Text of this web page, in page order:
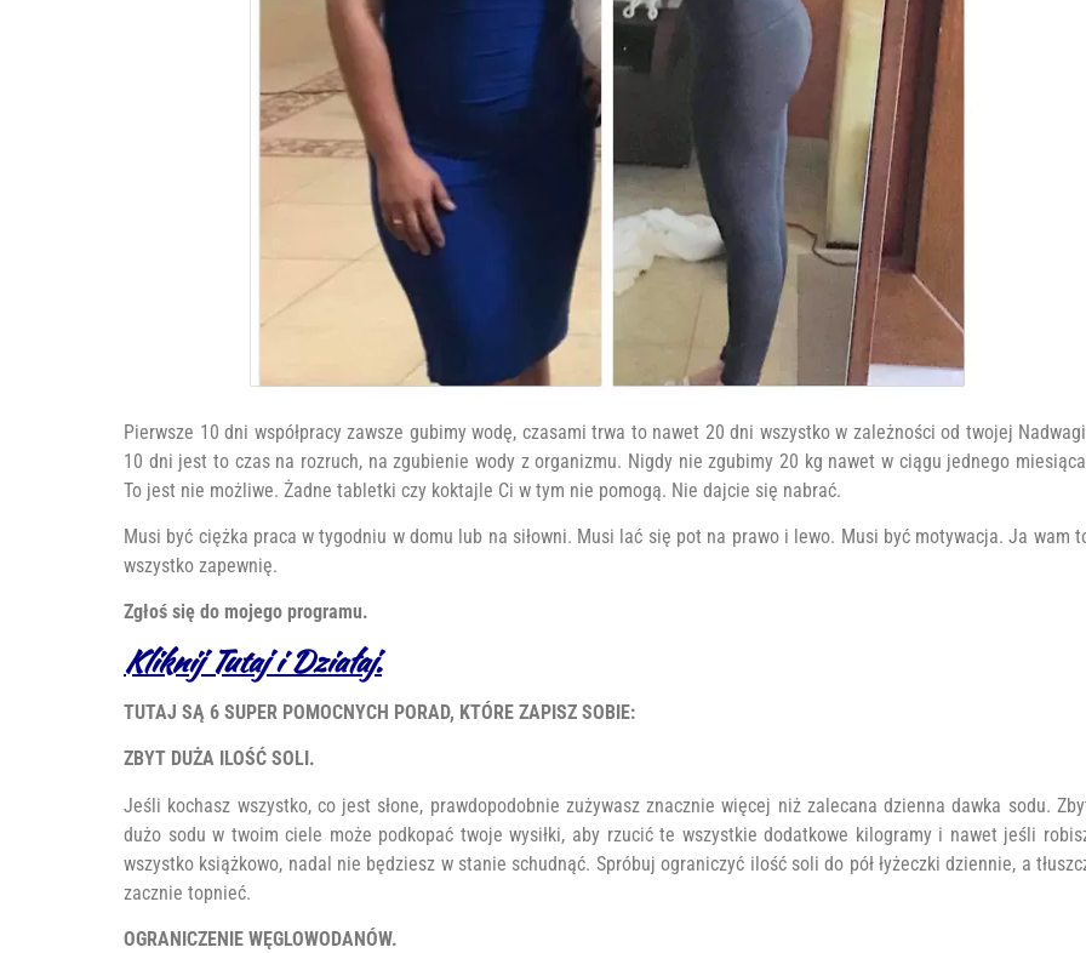
Pierwsze 10 dni współpracy zawsze gubimy wodę, czasami trwa to nawet 20 dni wszystko w zależności od twojej
10 dni jest to czas na rozruch, na zgubienie wody z organizmu. Nigdy nie zgubimy 20 kg nawet w ciągu jednego
To jest nie możliwe. Żadne tabletki czy koktajle Ci w tym nie pomogą. Nie dajcie się nabrać.
Musi być ciężka praca w tygodniu w domu lub na siłowni. Musi lać się pot na prawo i lewo. Musi być motywacja. Ja wam
wszystko zapewnię.
Zgłoś się do mojego programu.
Kliknij Tutaj i Działaj.
TUTAJ SĄ 6 SUPER POMOCNYCH PORAD, KTÓRE ZAPISZ SOBIE:
ZBYT DUŻA ILOŚĆ SOLI.
Jeśli kochasz wszystko, co jest słone, prawdopodobnie zużywasz znacznie więcej niż zalecana dzienna dawka sodu.
dużo sodu w twoim ciele może podkopać twoje wysiłki, aby rzucić te wszystkie dodatkowe kilogramy i nawet jeśli
wszystko książkowo, nadal nie będziesz w stanie schudnąć. Spróbuj ograniczyć ilość soli do pół łyżeczki dziennie, a
zacznie topnieć.
OGRANICZENIE WĘGLOWODANÓW.